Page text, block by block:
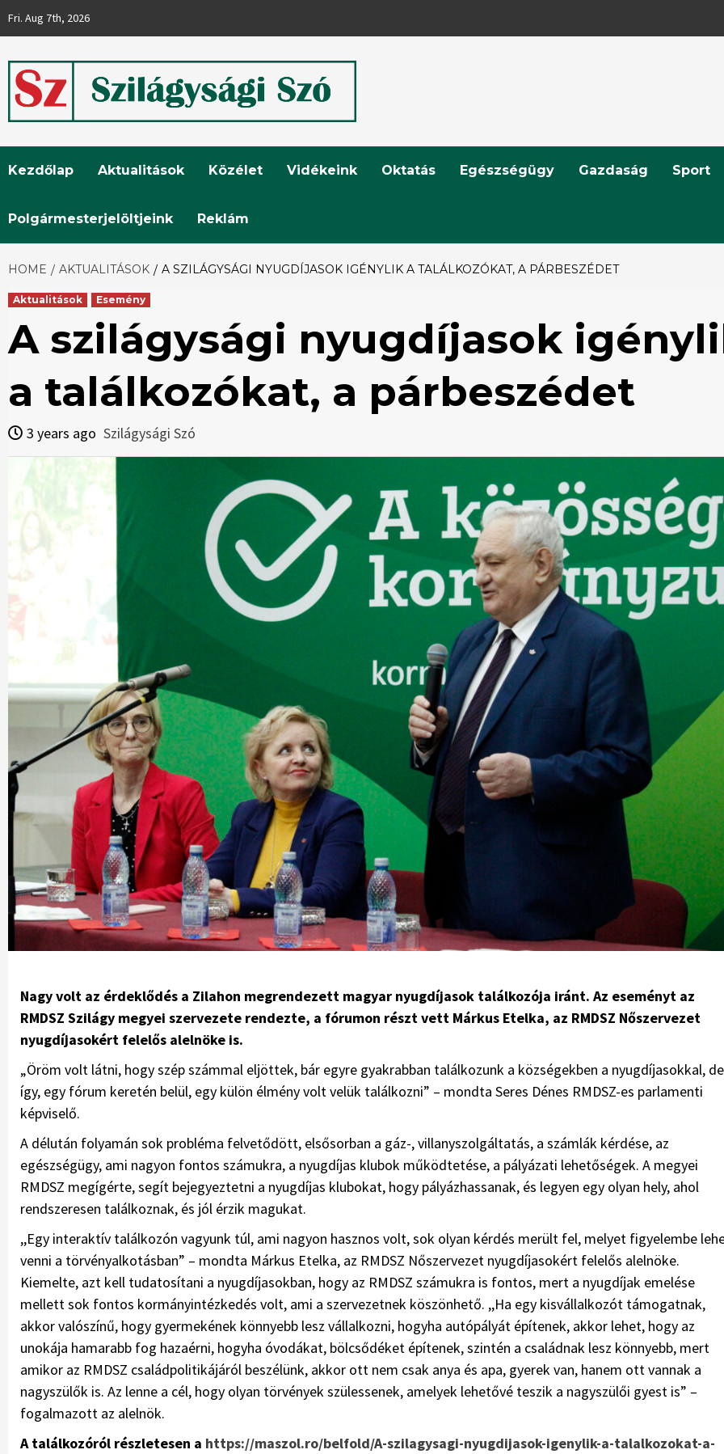
Fri. Aug 7th, 2026
Szilágysági
Szó
Kezdőlap Aktualitások Közélet Vidékeink Oktatás Egészségügy Gazdaság Sport
Polgármesterjelöltjeink Reklám
HOME AKTUALITÁSOK A SZILÁGYSÁGI NYUGDÍJASOK IGÉNYLIK A TALÁLKOZÓKAT, A PÁRBESZÉDET
Aktualitások Esemény
A szilágysági nyugdíjasok
a találkozókat, a párbeszédet
3 years ago Szilágysági Szó
Nagy volt az érdeklődés a Zilahon megrendezett magyar nyugdíjasok találkozója iránt. Az eseményt az
RMDSZ Szilágy megyei szervezete rendezte, a fórumon részt vett Márkus Etelka, az RMDSZ Nőszervezet
nyugdíjasokért felelős alelnöke is.
„Öröm volt látni, hogy szép számmal eljöttek, bár egyre gyakrabban találkozunk a községekben a nyugdíjasokkal, de
így, egy fórum keretén belül, egy külön élmény volt velük találkozni” – mondta Seres Dénes RMDSZ-es parlamenti
képviselő.
A délután folyamán sok probléma felvetődött, elsősorban a gáz-, villanyszolgáltatás, a számlák kérdése, az
egészségügy, ami nagyon fontos számukra, a nyugdíjas klubok működtetése, a pályázati lehetőségek. A megyei
RMDSZ megígérte, segít bejegyeztetni a nyugdíjas klubokat, hogy pályázhassanak, és legyen egy olyan hely, ahol
rendszeresen találkoznak, és jól érzik magukat.
,,Egy interaktív találkozón vagyunk túl, ami nagyon hasznos volt, sok olyan kérdés merült fel, melyet figyelembe
venni a törvényalkotásban” – mondta Márkus Etelka, az RMDSZ Nőszervezet nyugdíjasokért felelős alelnöke.
Kiemelte, azt kell tudatosítani a nyugdíjasokban, hogy az RMDSZ számukra is fontos, mert a nyugdíjak emelése
mellett sok fontos kormányintézkedés volt, ami a szervezetnek köszönhető. ,,Ha egy kisvállalkozót támogatnak,
akkor valószínű, hogy gyermekének könnyebb lesz vállalkozni, hogyha autópályát építenek, akkor lehet, hogy az
unokája hamarabb fog hazaérni, hogyha óvodákat, bölcsődéket építenek, szintén a családnak lesz könnyebb, mert
amikor az RMDSZ családpolitikájáról beszélünk, akkor ott nem csak anya és apa, gyerek van, hanem ott vannak a
nagyszülők is. Az lenne a cél, hogy olyan törvények szülessenek, amelyek lehetővé teszik a nagyszülői gyest is” –
fogalmazott az alelnök.
A találkozóról részletesen a https://maszol.ro/belfold/A-szilagysagi-nyugdijasok-igenylik-a-talalkozokat-a-